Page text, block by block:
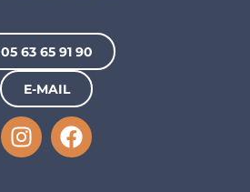
05 63 65 91 90
E-MAIL